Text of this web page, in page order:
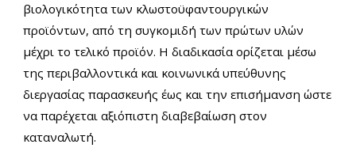
βιολογικότητα των κλωστοϋφαντουργικών
προϊόντων, από τη συγκομιδή των πρώτων υλών
μέχρι το τελικό προϊόν. Η διαδικασία ορίζεται μέσω
της περιβαλλοντικά και κοινωνικά υπεύθυνης
διεργασίας παρασκευής έως και την επισήμανση ώστε
να παρέχεται αξιόπιστη διαβεβαίωση στον
καταναλωτή.